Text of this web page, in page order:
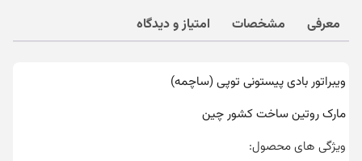
معرفی مشخصات امتیاز و دیدگاه
ویبراتور بادی پیستونی توپی (ساچمه)
مارک روتین ساخت کشور چین
ویژگی های محصول: